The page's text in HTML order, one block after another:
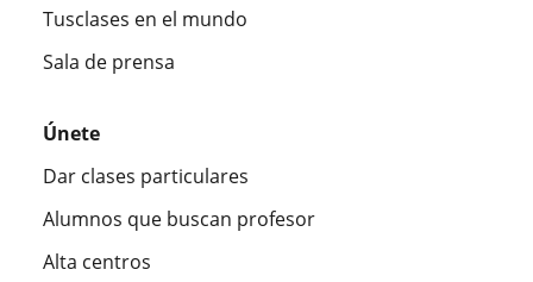
Tusclases en el mundo
Sala de prensa
Únete
Dar clases particulares
Alumnos que buscan profesor
Alta centros